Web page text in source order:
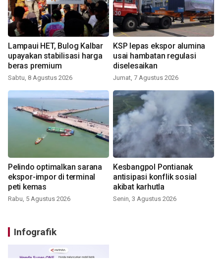
Lampaui HET, Bulog Kalbar
upayakan stabilisasi harga
beras premium
Sabtu, 8 Agustus 2026
KSP lepas ekspor alumina
usai hambatan regulasi
diselesaikan
Jumat, 7 Agustus 2026
Pelindo optimalkan sarana
ekspor-impor di terminal
peti kemas
Rabu, 5 Agustus 2026
Kesbangpol Pontianak
antisipasi konflik sosial
akibat karhutla
Senin, 3 Agustus 2026
Infografik